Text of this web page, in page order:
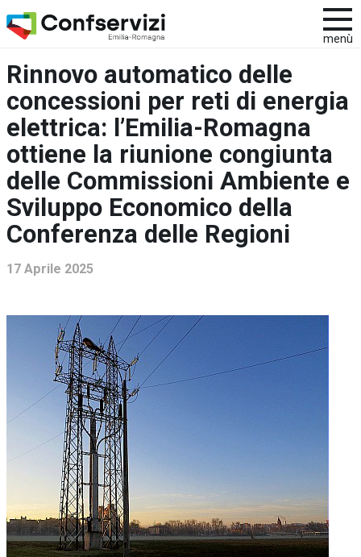
menù
Rinnovo automatico delle
concessioni per reti di energia
elettrica: l’Emilia-Romagna
ottiene la riunione congiunta
delle Commissioni Ambiente e
Sviluppo Economico della
Conferenza delle Regioni
17 Aprile 2025